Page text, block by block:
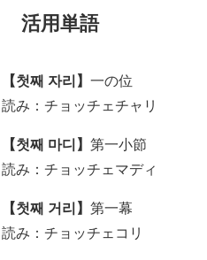
活用単語
【첫째 자리】 一の位
読み：チョッチェチャリ
【첫째 마디】 第一小節
読み：チョッチェマディ
【첫째 거리】 第一幕
読み：チョッチェコリ